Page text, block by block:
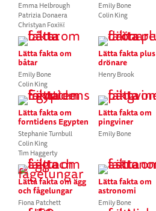
Emma Helbrough
Patrizia Donaera
Christyan Fox￼
Emily Bone
Colin King
Lätta fakta om
båtar
Emily Bone
Colin King
Lätta fakta plus
drönare
Henry Brook
Lätta fakta om
forntidens Egypten
Stephanie Turnbull
Colin King
Tim Haggerty
Lätta fakta om
pingviner
Emily Bone
Lätta fakta om ägg
och fågelungar
Fiona Patchett
Lätta fakta om
astronomi
Emily Bone